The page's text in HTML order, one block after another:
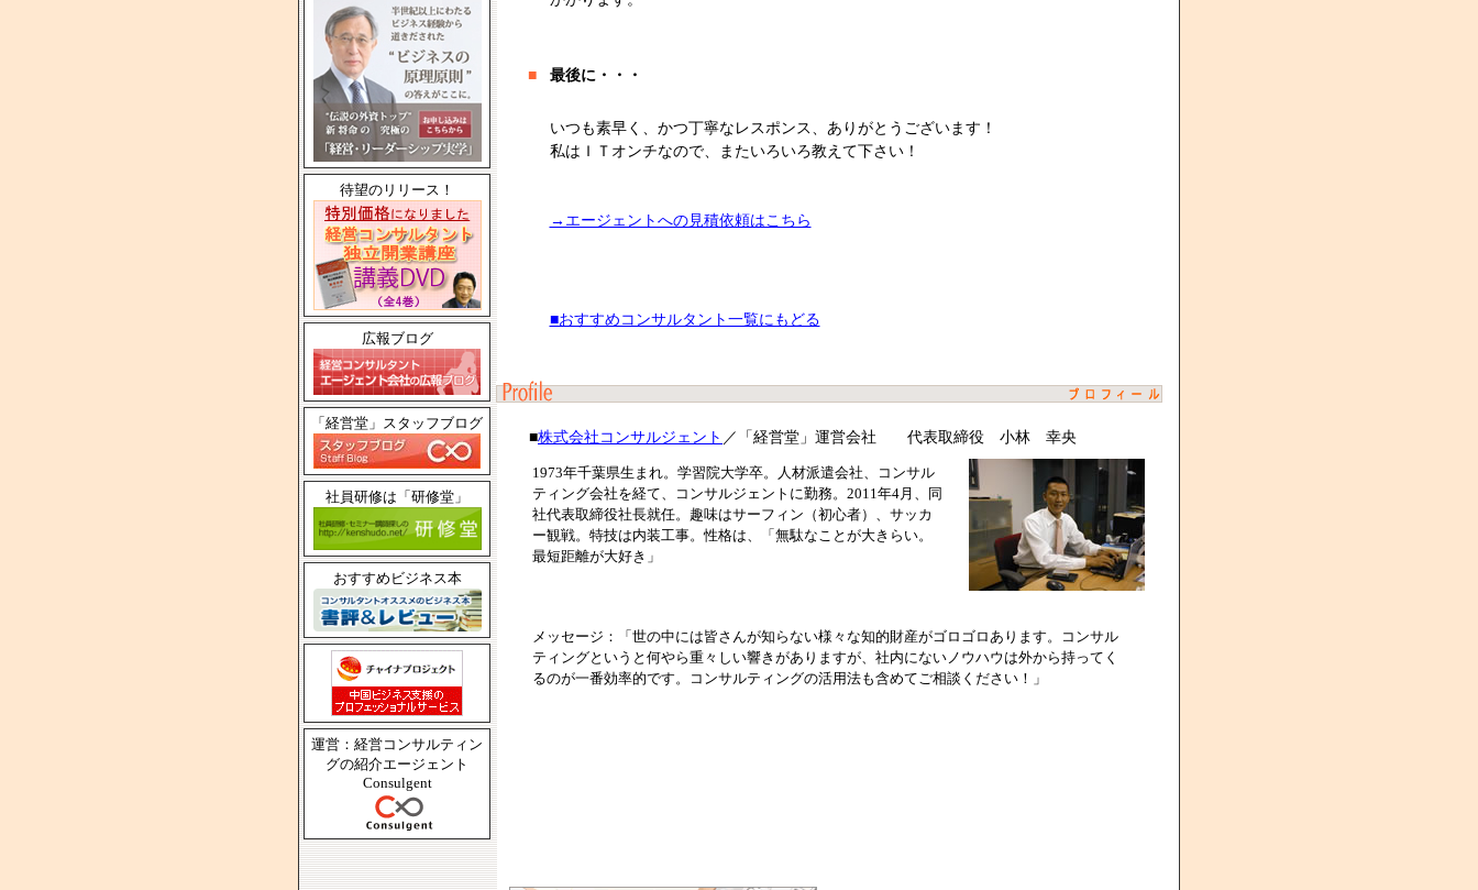
待望のリリース！
広報ブログ
「経営堂」スタッフブログ
社員研修は「研修堂」
おすすめビジネス本
運営：経営コンサルティン
グの紹介エージェント
Consulgent
■ 最後に・・・
いつも素早く、かつ丁寧なレスポンス、ありがとうございます！
私はＩＴオンチなので、またいろいろ教えて下さい！
→エージェントへの見積依頼はこちら
■おすすめコンサルタント一覧にもどる
■株式会社コンサルジェント ／「経営堂」運営会社 代表取締役 小林 幸央
1973年千葉県生まれ。学習院大学卒。人材派遣会社、コンサル
ティング会社を経て、コンサルジェントに勤務。2011年4月、同
社代表取締役社長就任。趣味はサーフィン（初心者）、サッカ
ー観戦。特技は内装工事。性格は、「無駄なことが大きらい。
最短距離が大好き」
メッセージ：「世の中には皆さんが知らない様々な知的財産がゴロゴロあります。コンサル
ティングというと何やら重々しい響きがありますが、社内にないノウハウは外から持ってく
るのが一番効率的です。コンサルティングの活用法も含めてご相談ください！」